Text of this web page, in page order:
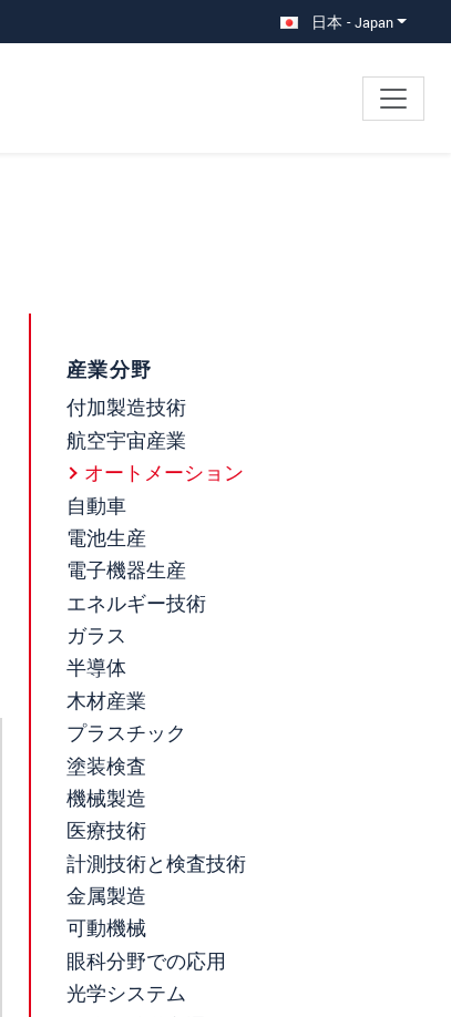
日本 - Japan
産業分野
付加製造技術
航空宇宙産業
オートメーション
自動車
電池生産
電子機器生産
エネルギー技術
ガラス
半導体
木材産業
プラスチック
塗装検査
機械製造
医療技術
計測技術と検査技術
金属製造
可動機械
眼科分野での応用
光学システム